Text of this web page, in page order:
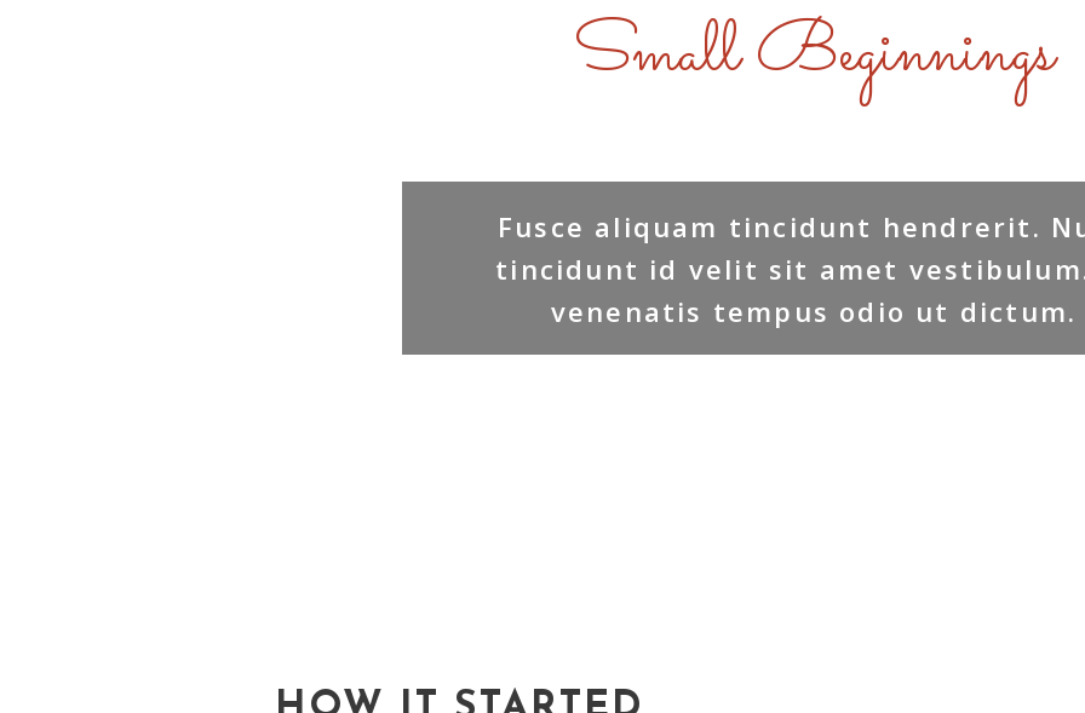
Small Beginnings
ABOUT US
Fusce aliquam tincidunt hendrerit.
tincidunt id velit sit amet
venenatis tempus odio ut dictum.